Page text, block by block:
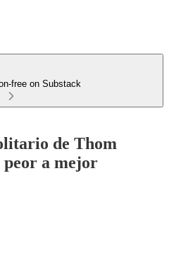
free on Substack
de Thom
peor a mejor